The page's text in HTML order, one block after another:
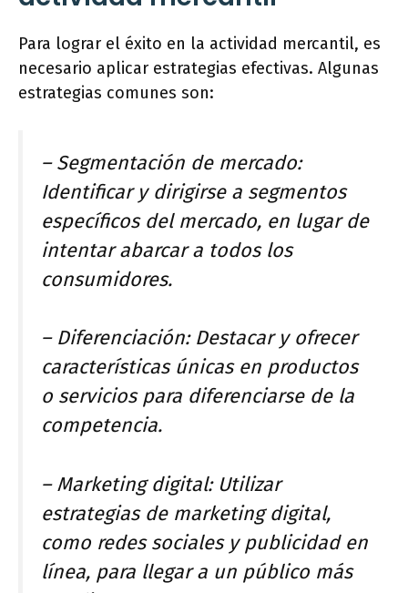
Para lograr el éxito en la actividad mercantil, es
necesario aplicar estrategias efectivas. Algunas
estrategias comunes son:
– Segmentación de mercado:
Identificar y dirigirse a segmentos
específicos del mercado, en lugar de
intentar abarcar a todos los
consumidores.
– Diferenciación: Destacar y ofrecer
características únicas en productos
o servicios para diferenciarse de la
competencia.
– Marketing digital: Utilizar
estrategias de marketing digital,
como redes sociales y publicidad en
línea, para llegar a un público más